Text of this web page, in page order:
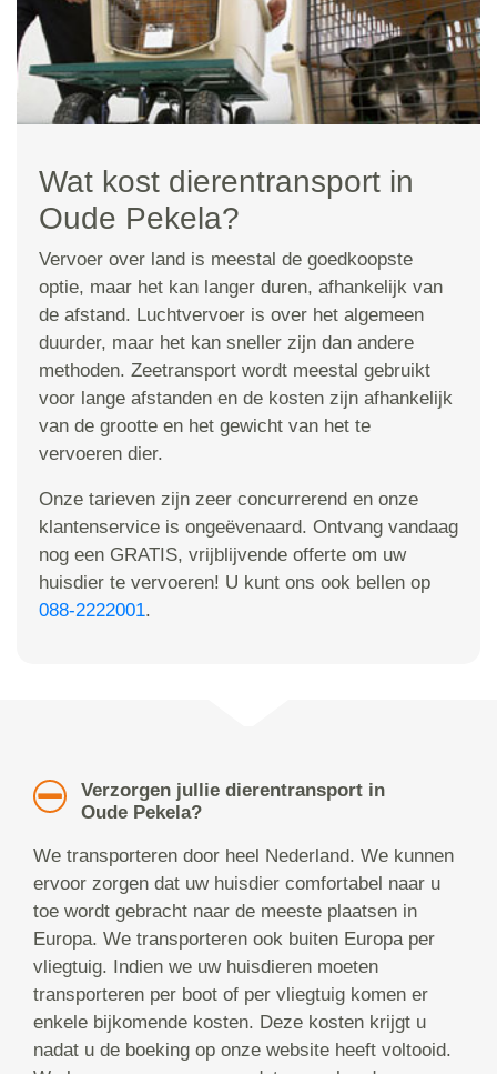
Wat kost dierentransport in
Oude Pekela?
Vervoer over land is meestal de goedkoopste
optie, maar het kan langer duren, afhankelijk van
de afstand. Luchtvervoer is over het algemeen
duurder, maar het kan sneller zijn dan andere
methoden. Zeetransport wordt meestal gebruikt
voor lange afstanden en de kosten zijn afhankelijk
van de grootte en het gewicht van het te
vervoeren dier.
Onze tarieven zijn zeer concurrerend en onze
klantenservice is ongeëvenaard. Ontvang vandaag
nog een GRATIS, vrijblijvende offerte om uw
huisdier te vervoeren! U kunt ons ook bellen op
088-2222001.
Verzorgen jullie dierentransport in
Oude Pekela?
We transporteren door heel Nederland. We kunnen
ervoor zorgen dat uw huisdier comfortabel naar u
toe wordt gebracht naar de meeste plaatsen in
Europa. We transporteren ook buiten Europa per
vliegtuig. Indien we uw huisdieren moeten
transporteren per boot of per vliegtuig komen er
enkele bijkomende kosten. Deze kosten krijgt u
nadat u de boeking op onze website heeft voltooid.